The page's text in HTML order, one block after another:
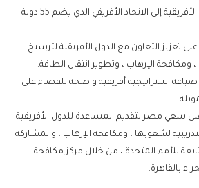
ثم تطورت منظمة الوحدة الأفريقية إلى الاتحاد الأفريقي الذي يضم 55 دولة
تعزيز التعاون مع الدول الأفريقية لترسيخ
، ومكافحة الإرهاب ، وتطوير انتقال الطاقة.
صياغة استراتيجية أفريقية واضحة للقضاء على
مصر لتقديم المساعدة للدول الأفريقية
لشعوبها ، ومكافحة الإرهاب ، والمشاركة
للأمم المتحدة ، من خلال مركز مكافحة
بالقاهرة.